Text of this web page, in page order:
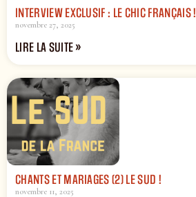
INTERVIEW EXCLUSIF : LE CHIC FRANÇAIS !
novembre 27, 2025
LIRE LA SUITE »
CHANTS ET MARIAGES (2) LE SUD !
novembre 11, 2025